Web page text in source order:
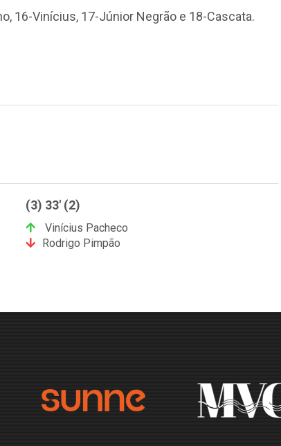
16-Vinícius, 17-Júnior Negrão e 18-Cascata.
(3) 33' (2)
Vinícius Pacheco
Rodrigo Pimpão